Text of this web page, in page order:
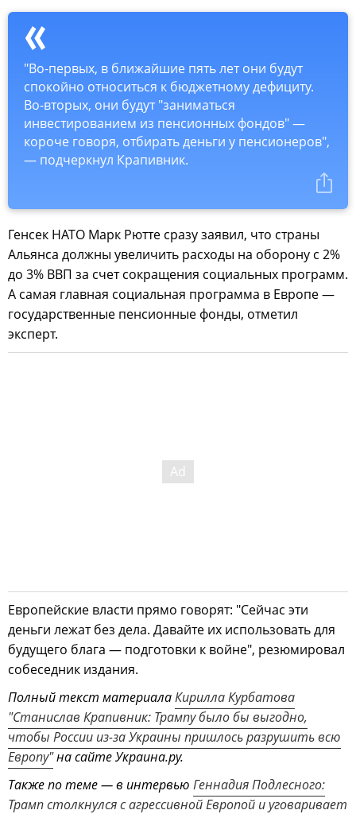
"Во-первых, в ближайшие пять лет они будут
спокойно относиться к бюджетному дефициту.
Во-вторых, они будут "заниматься
инвестированием из пенсионных фондов" —
короче говоря, отбирать деньги у пенсионеров",
— подчеркнул Крапивник.
Генсек НАТО Марк Рютте сразу заявил, что страны
Альянса должны увеличить расходы на оборону с 2%
до 3% ВВП за счет сокращения социальных программ.
А самая главная социальная программа в Европе —
государственные пенсионные фонды, отметил
эксперт.
Европейские власти прямо говорят: "Сейчас эти
деньги лежат без дела. Давайте их использовать для
будущего блага — подготовки к войне", резюмировал
собеседник издания.
Полный текст материалаКирилла Курбатова
"Станислав Крапивник: Трампу было бы выгодно,
чтобы России из-за Украины пришлось разрушить всю
Европу"на сайте Украина.ру.
Также по теме — в интервью Геннадия Подлесного:
Трамп столкнулся с агрессивной Европой и уговаривает